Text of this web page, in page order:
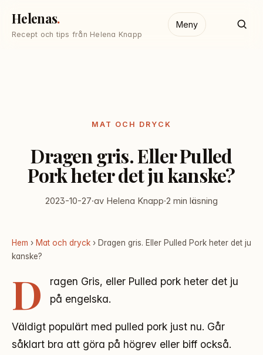
Helenas
Recept och tips från Helena Knapp
Meny
MAT OCH DRYCK
Dragen gris. Eller Pulled
Pork heter det ju kanske?
2023-10-27·av Helena Knapp·2 min läsning
Hem › Mat och dryck › Dragen gris. Eller Pulled Pork heter det ju
kanske?
D
ragen Gris, eller Pulled pork heter det ju
på engelska.
Väldigt populärt med pulled pork just nu. Går
såklart bra att göra på högrev eller biff också.